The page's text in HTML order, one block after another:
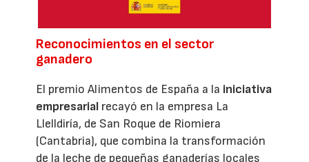
Reconocimientos en el sector
ganadero
El premio Alimentos de España a la iniciativa
empresarial recayó en la empresa La
Llelldiría, de San Roque de Riomiera
(Cantabria), que combina la transformación
de la leche de pequeñas ganaderías locales